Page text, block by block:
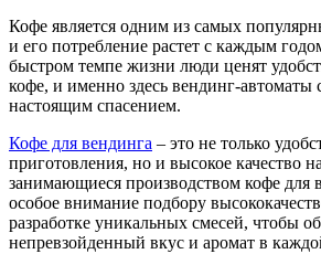
Кофе является одним из самых
и его потребление растет с каждым
быстром темпе жизни люди ценят
кофе, и именно здесь вендинг-автоматы
настоящим спасением.
Кофе для вендинга – это не только
приготовления, но и высокое качество
занимающиеся производством кофе для
особое внимание подбору
разработке уникальных смесей, чтобы
непревзойденный вкус и аромат в